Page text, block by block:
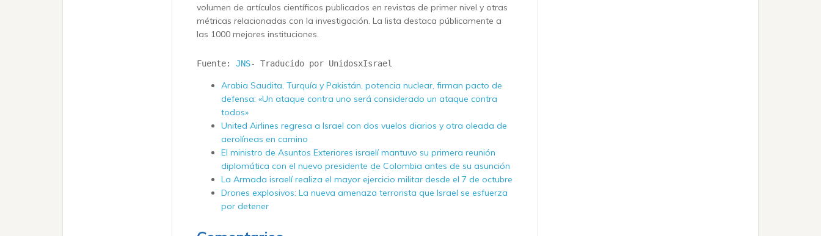
volumen de artículos científicos publicados en revistas de primer nivel y otras
métricas relacionadas con la investigación. La lista destaca públicamente a
las 1000 mejores instituciones.
Fuente: JNS- Traducido por UnidosxIsrael
Arabia Saudita, Turquía y Pakistán, potencia nuclear, firman pacto de
defensa: «Un ataque contra uno será considerado un ataque contra
todos»
United Airlines regresa a Israel con dos vuelos diarios y otra oleada de
aerolíneas en camino
El ministro de Asuntos Exteriores israelí mantuvo su primera reunión
diplomática con el nuevo presidente de Colombia antes de su asunción
La Armada israelí realiza el mayor ejercicio militar desde el 7 de octubre
Drones explosivos: La nueva amenaza terrorista que Israel se esfuerza
por detener